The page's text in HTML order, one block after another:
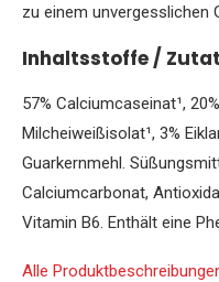
zu einem unvergesslichen
Inhaltsstoffe /
57% Calciumcaseinat¹,
Milcheiweißisolat¹, 3%
Guarkernmehl.
Calciumcarbonat,
Vitamin B6. Enthält eine
Alle